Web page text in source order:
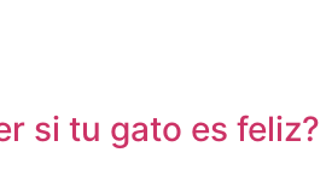
si tu gato es